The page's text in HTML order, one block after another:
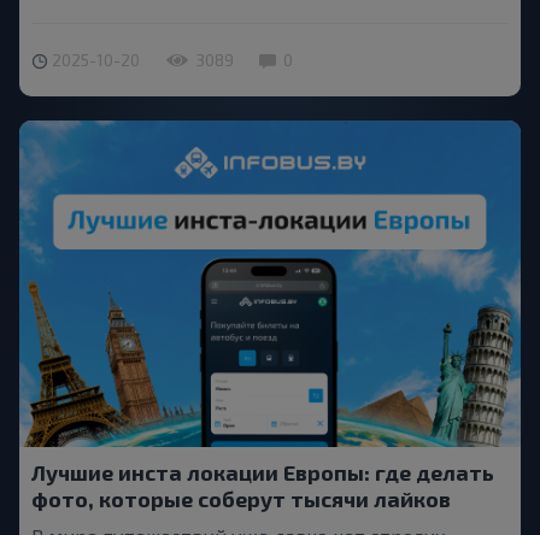
2025-10-20 3089 0
Лучшие инста локации Европы: где делать
фото, которые соберут тысячи лайков